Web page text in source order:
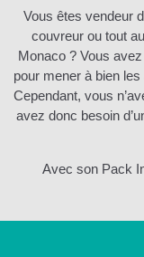
Vous êtes vendeur
couvreur ou tout
Monaco ? Vous
pour mener à bien
Cependant, vous
avez donc besoin
Avec son Pack